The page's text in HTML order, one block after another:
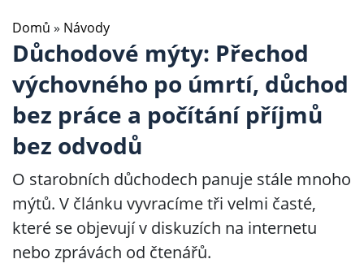
Domů » Návody
Důchodové mýty: Přechod
výchovného po úmrtí, důchod
bez práce a počítání příjmů
bez odvodů
O starobních důchodech panuje stále mnoho
mýtů. V článku vyvracíme tři velmi časté,
které se objevují v diskuzích na internetu
nebo zprávách od čtenářů.